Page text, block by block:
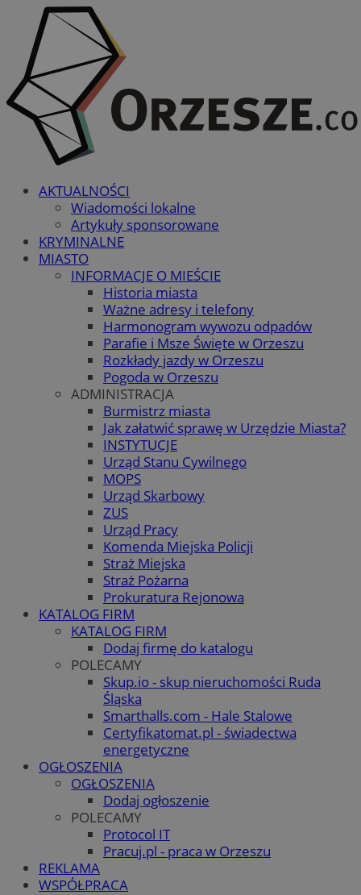
AKTUALNOŚCI
Wiadomości lokalne
Artykuły sponsorowane
KRYMINALNE
MIASTO
INFORMACJE O MIEŚCIE
Historia miasta
Ważne adresy i telefony
Harmonogram wywozu odpadów
Parafie i Msze Święte w Orzeszu
Rozkłady jazdy w Orzeszu
Pogoda w Orzeszu
ADMINISTRACJA
Burmistrz miasta
Jak załatwić sprawę w Urzędzie Miasta?
INSTYTUCJE
Urząd Stanu Cywilnego
MOPS
Urząd Skarbowy
ZUS
Urząd Pracy
Komenda Miejska Policji
Straż Miejska
Straż Pożarna
Prokuratura Rejonowa
KATALOG FIRM
KATALOG FIRM
Dodaj firmę do katalogu
POLECAMY
Skup.io - skup nieruchomości Ruda
Śląska
Smarthalls.com - Hale Stalowe
Certyfikatomat.pl - świadectwa
energetyczne
OGŁOSZENIA
OGŁOSZENIA
Dodaj ogłoszenie
POLECAMY
Protocol IT
Pracuj.pl - praca w Orzeszu
REKLAMA
WSPÓŁPRACA